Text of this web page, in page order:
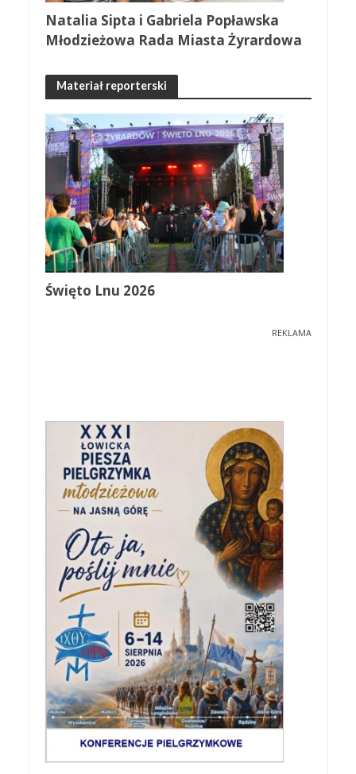
Natalia Sipta i Gabriela Popławska
Młodzieżowa Rada Miasta Żyrardowa
Materiał reporterski
Święto Lnu 2026
REKLAMA